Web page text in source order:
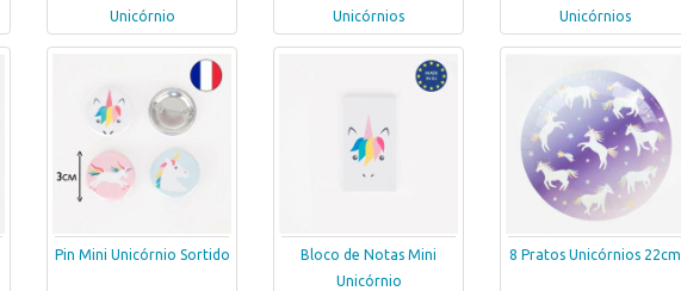
Unicórnio
Unicórnios
Unicórnios
Pin Mini Unicórnio Sortido
Bloco de Notas Mini
Unicórnio
8 Pratos Unicórnios 22cm